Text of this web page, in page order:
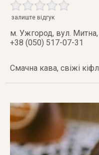
залиште відгук
м. Ужгород, вул.
+38 (050) 517-07-31
Смачна кава, свіжі